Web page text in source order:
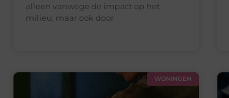
alleen vanwege de impact op het
milieu, maar ook door
WONINGEN